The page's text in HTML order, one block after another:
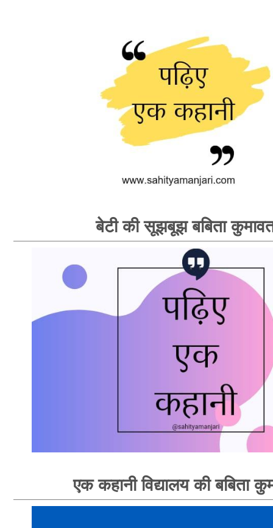
बेटी की सूझबूझ बबिता
एक कहानी विद्यालय की बबिता